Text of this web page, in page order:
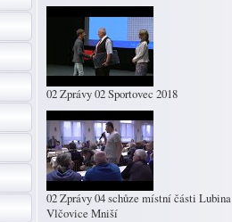
02 Zprávy 02 Sportovec 2018
02 Zprávy 04 schůze místní části Lubina
Vlčovice Mniší